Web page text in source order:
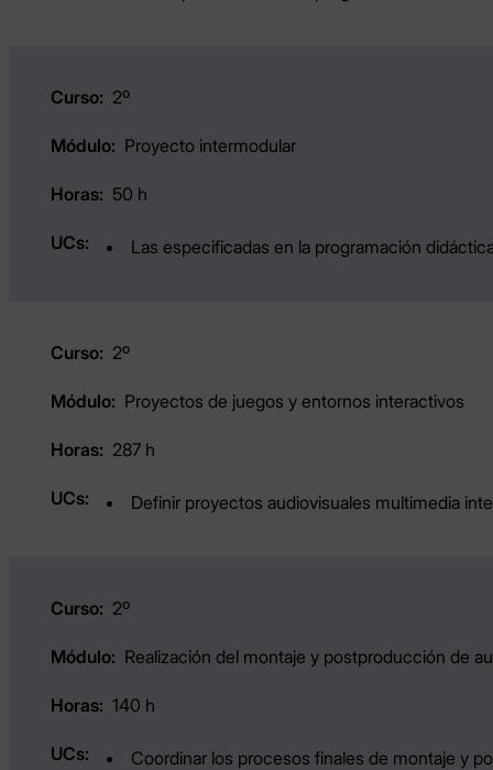
2º
Proyecto intermodular
50 h
Las especificadas en la programación
2º
Proyectos de juegos y entornos interactivos
287 h
Definir proyectos audiovisuales multimedia
2º
Realización del montaje y postproducción de
140 h
Coordinar los procesos finales de montaje y